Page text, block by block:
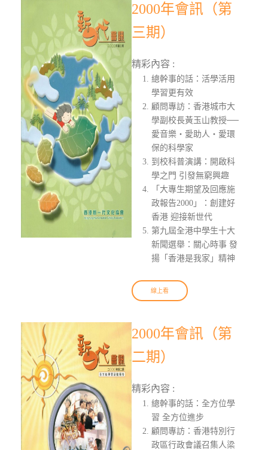
2000年會訊（第
三期）
精彩內容 :
總幹事的話：活學活用
學習更有效
顧問專訪：香港城市大
學副校長黃玉山教授──
愛音樂‧愛助人‧愛環
保的科學家
到校科普演講：開啟科
學之門 引發無窮興趣
「大專生期望及回應施
政報告2000」：創建好
香港 迎接新世代
第九屆全港中學生十大
新聞選舉：關心時事 發
揚「香港是我家」精神
線上看
2000年會訊（第
二期）
精彩內容 :
總幹事的話：全方位學
習 全方位進步
顧問專訪：香港特別行
政區行政會議召集人梁